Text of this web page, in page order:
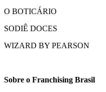
O BOTICÁRIO
SODIÊ DOCES
WIZARD BY PEARSON
Sobre o Franchising Brasil